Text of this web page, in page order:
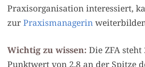
Praxisorganisation interessiert,
zur Praxismanagerin
Wichtig zu wissen: Die ZFA
Punktwert von 2,8 an der Spitze